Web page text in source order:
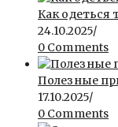
Как одеться
24.10.2025/
0 Comments
Полезные
17.10.2025/
0 Comments